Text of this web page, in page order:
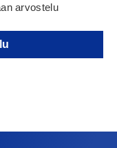
arvostelu